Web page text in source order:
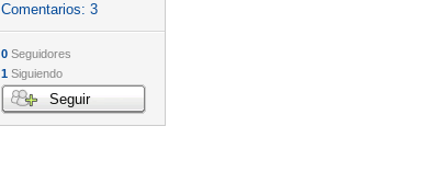
Comentarios: 3
0 Seguidores
1 Siguiendo
Seguir